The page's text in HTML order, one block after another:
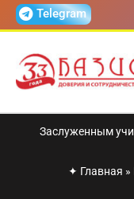
ПерейтиTelegram
Заслуженным
✦ Главная »